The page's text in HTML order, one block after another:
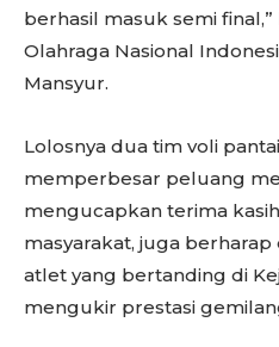
berhasil masuk semi
Olahraga Nasional
Mansyur.
Lolosnya dua tim voli
memperbesar peluang
mengucapkan terima
masyarakat, juga
atlet yang bertanding di
mengukir prestasi